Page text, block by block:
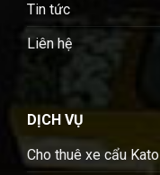
Tin tức
Liên hệ
DỊCH VỤ
Cho thuê xe cẩu Kato